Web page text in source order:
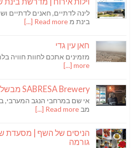
לינה לדתיים, חאנים לדתיים
בינת מRead more [...]
חאן עין גדי
מזמינים אתכם לחוות חוויה
more [...]
SABRESA Brewery מבשלת שיכר | מבשלת בירה
אי שם במרחבי הנגב המערבי,
מב Read more [...]
הניסים של השף | מסעדת
גורמה